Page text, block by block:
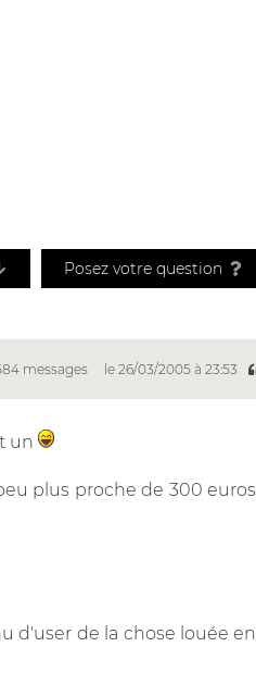
Posez votre question
messages le 26/03/2005 à 23:53
un
plus proche de 300 euros
d'user de la chose louée en